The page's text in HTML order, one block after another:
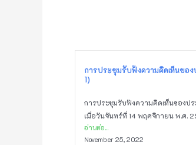
การประชุมรับฟังความคิดเห็นของ
1)
การประชุมรับฟังความคิดเห็นของปร
เมื่อวันจันทร์ที่ 14 พฤศจิกายน พ.ศ.
อ่านต่อ...
November 25, 2022